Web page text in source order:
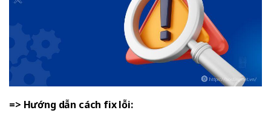
=> Hướng dẫn cách fix lỗi: